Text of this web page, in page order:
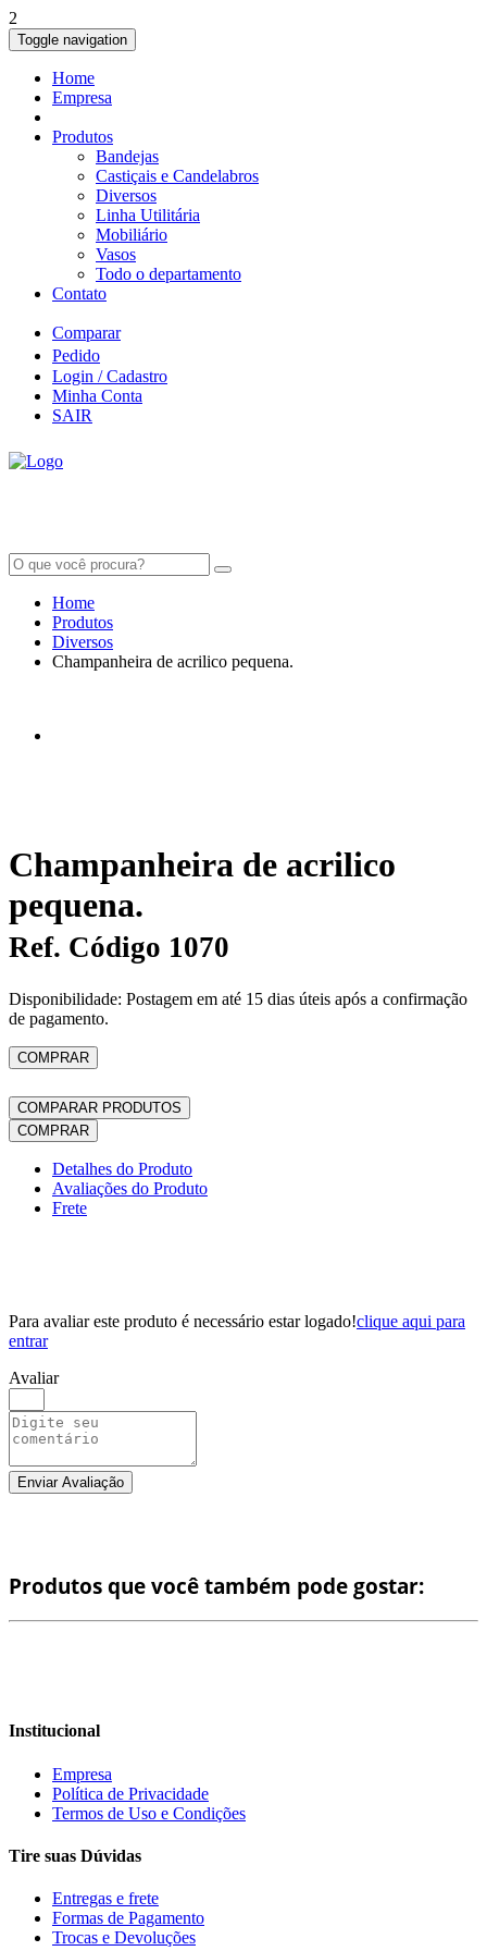
2
Toggle navigation
Home
Empresa
Produtos
Bandejas
Castiçais e Candelabros
Diversos
Linha Utilitária
Mobiliário
Vasos
Todo o departamento
Contato
Comparar
Pedido
Login / Cadastro
Minha Conta
SAIR
Home
Produtos
Diversos
Champanheira de acrilico pequena.
Champanheira de acrilico
pequena.
Ref. Código 1070
Disponibilidade: Postagem em até 15 dias úteis após a confirmação
de pagamento.
COMPRAR
COMPARAR PRODUTOS
COMPRAR
Detalhes do Produto
Avaliações do Produto
Frete
Para avaliar este produto é necessário estar logado!clique aqui para
entrar
Avaliar
Enviar Avaliação
Produtos que você também pode gostar:
Institucional
Empresa
Política de Privacidade
Termos de Uso e Condições
Tire suas Dúvidas
Entregas e frete
Formas de Pagamento
Trocas e Devoluções